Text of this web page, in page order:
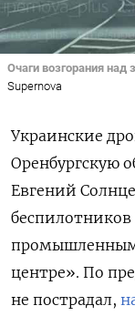
Очаги возгорания над
Supernova
Украинские
Оренбургскую
Евгений
промышленным
центре». По
не пострадал,